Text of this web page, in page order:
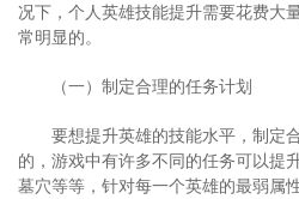
况下，个人英雄技能提升需要花费大
常明显的。
（一）制定合理的任务计划
要想提升英雄的技能水平，制定
的，游戏中有许多不同的任务可以提
墓穴等等，针对每一个英雄的最弱属